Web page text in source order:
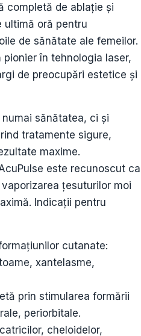
completă de ablație și
ultimă oră pentru
de sănătate ale femeilor.
în tehnologia laser,
de preocupări estetice și
sănătatea, ci și
tratamente sigure,
maxime.
este recunoscut ca
țesuturilor moi
Indicații pentru
cutanate:
xantelasme,
prin stimularea formării
periorbitale.
cheloidelor,